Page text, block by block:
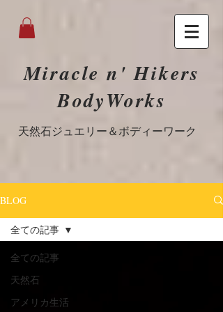
Miracle n' Hikers
BodyWorks
​天然石ジュエリー＆ボディーワーク
BLOG
全ての記事
天然石
アメリカ生活
全ての記事